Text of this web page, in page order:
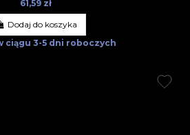
61,59 zł
Dodaj do koszyka
ciągu 3-5 dni roboczych